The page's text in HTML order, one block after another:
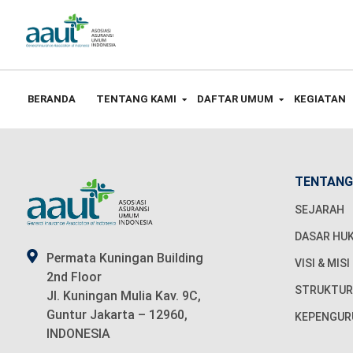
BERANDA TENTANG KAMI DAFTAR UMUM KEGIATAN
Permata Kuningan Building
2nd Floor
Jl. Kuningan Mulia Kav. 9C,
Guntur Jakarta – 12960,
INDONESIA
SEJARAH
DASAR
VISI & MISI